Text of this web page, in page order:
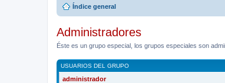
Índice general
Administradores
Éste es un grupo especial, los grupos especiales son
USUARIOS DEL GRUPO
administrador